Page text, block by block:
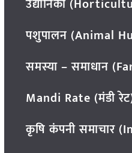
उद्यानिकी
पशुपालन (Animal
समस्या – समाधान
Mandi Rate (मंडी
कृषि कंपनी समाचार